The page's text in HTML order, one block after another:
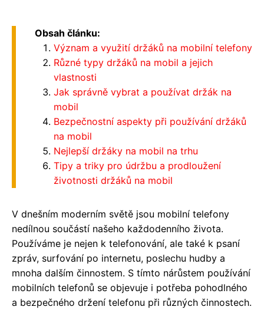
Obsah článku:
Význam a využití držáků na mobilní telefony
Různé typy držáků na mobil a jejich
vlastnosti
Jak správně vybrat a používat držák na
mobil
Bezpečnostní aspekty při používání držáků
na mobil
Nejlepší držáky na mobil na trhu
Tipy a triky pro údržbu a prodloužení
životnosti držáků na mobil
V dnešním moderním světě jsou mobilní telefony
nedílnou součástí našeho každodenního života.
Používáme je nejen k telefonování, ale také k psaní
zpráv, surfování po internetu, poslechu hudby a
mnoha dalším činnostem. S tímto nárůstem používání
mobilních telefonů se objevuje i potřeba pohodlného
a bezpečného držení telefonu při různých činnostech.